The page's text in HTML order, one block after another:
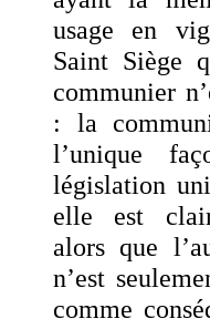
usage en
Saint Siège
communier
: la
l’unique
législation
elle est
alors que
n’est
comme